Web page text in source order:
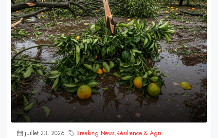
juillet 23, 2026 Breaking News,Résilience & Agri